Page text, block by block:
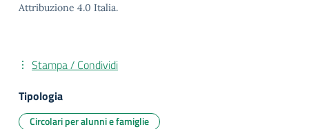
Attribuzione 4.0 Italia.
Stampa / Condividi
Tipologia
Circolari per alunni e famiglie